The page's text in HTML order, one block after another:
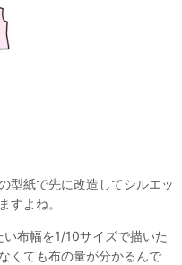
型紙で先に改造してシルエッ
すよね。
布幅を1/10サイズで描いた
くても布の量が分かるんで